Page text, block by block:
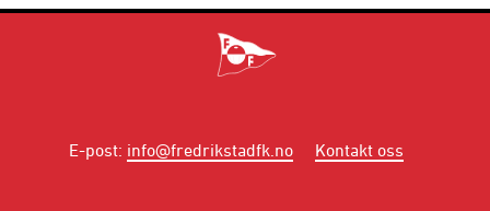
E-post: info@fredrikstadfk.no Kontakt oss